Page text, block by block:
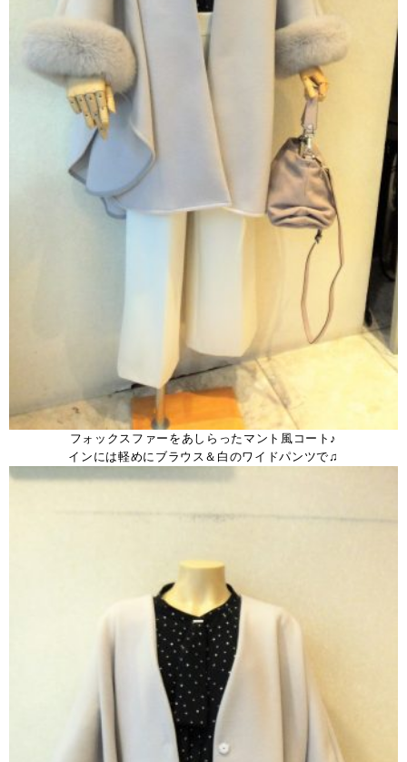
フォックスファーをあしらったマント風コート♪
インには軽めにブラウス＆白のワイドパンツで♫